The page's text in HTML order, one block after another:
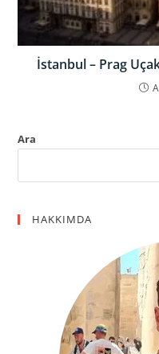
İstanbul – Prag
Ara
HAKKIMDA